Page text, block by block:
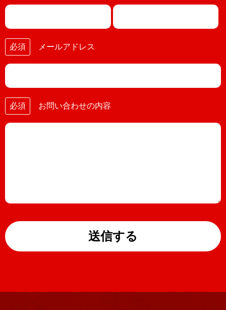
必須 メールアドレス
必須 お問い合わせの内容